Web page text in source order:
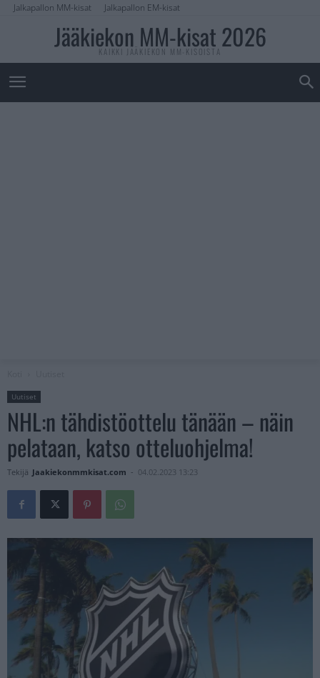
Jalkapallon MM-kisat Jalkapallon EM-kisat
Jääkiekon MM-kisat 2026
KAIKKI JÄÄKIEKON MM-KISOISTA
Uutiset
NHL:n tähdistöottelu tänään – näin
pelataan, katso otteluohjelma!
Tekijä Jaakiekonmmkisat.com - 04.02.2023 13:23